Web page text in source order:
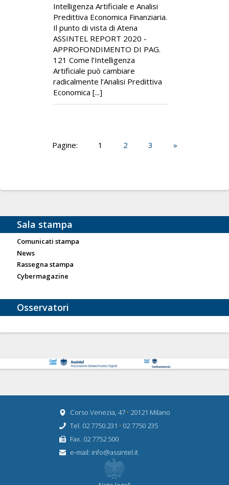
Intelligenza Artificiale e Analisi
Predittiva Economica Finanziaria.
Il punto di vista di Atena
ASSINTEL REPORT 2020 -
APPROFONDIMENTO DI PAG.
121 Come l’Intelligenza
Artificiale può cambiare
radicalmente l’Analisi Predittiva
Economica [...]
Pagine: 1 2 3 »
Sala stampa
Comunicati stampa
News
Rassegna stampa
Cybermagazine
Osservatori
Corso Venezia, 47 • 20121 Milano
Tel. 02 7750.231 • 02 7750 235
Fax. 02 7752 500
e-mail: info@assintel.it